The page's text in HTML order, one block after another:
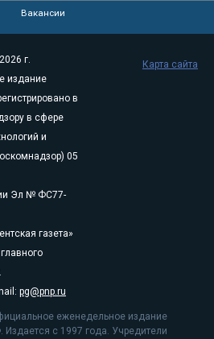
Вакансии
г.
издание
в
в сфере
и
05
Эл № ФС77-
газета»
pg@pnp.ru
еженедельное издание
с 1997 года. Учредители
Карта сайта